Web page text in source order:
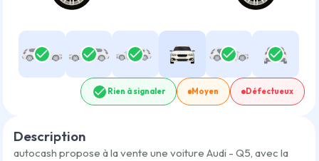
Rien à signaler Moyen Défectueux
Description
autocash propose à la vente une voiture Audi - Q5, avec la